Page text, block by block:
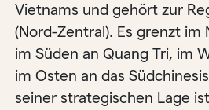
Vietnams und gehört zur
(Nord-Zentral). Es grenzt im
im Süden an Quang Tri, im
im Osten an das
seiner strategischen Lage